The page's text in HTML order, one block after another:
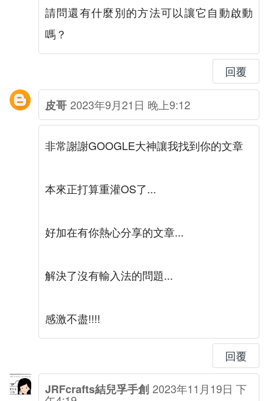
請問還有什麼別的方法可以讓它自動啟動
嗎？
回覆
皮哥 2023年9月21日 晚上9:12
非常謝謝GOOGLE大神讓我找到你的文章
本來正打算重灌OS了...
好加在有你熱心分享的文章...
解決了沒有輸入法的問題...
感激不盡!!!!
回覆
JRFcrafts結兒孚手創 2023年11月19日 下